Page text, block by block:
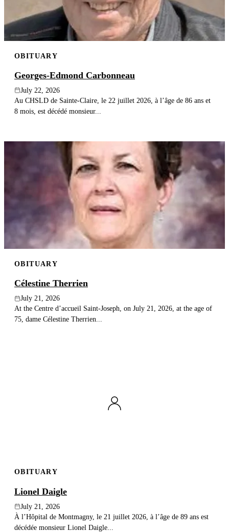
OBITUARY
Georges-Edmond Carbonneau
July 22, 2026
Au CHSLD de Sainte-Claire, le 22 juillet 2026, à l’âge de 86 ans et
8 mois, est décédé monsieur...
OBITUARY
Célestine Therrien
July 21, 2026
At the Centre d’accueil Saint-Joseph, on July 21, 2026, at the age of
75, dame Célestine Therrien...
OBITUARY
Lionel Daigle
July 21, 2026
À l’Hôpital de Montmagny, le 21 juillet 2026, à l’âge de 89 ans est
décédée monsieur Lionel Daigle...